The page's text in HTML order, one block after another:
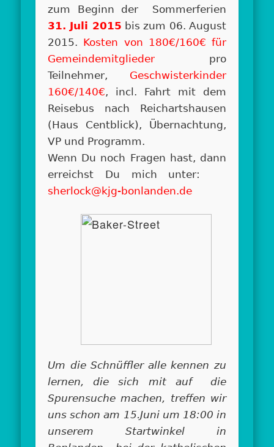
zum Beginn der Sommerferien
31. Juli 2015 bis zum 06. August
2015. Kosten von 180€/160€ für
Gemeindemitglieder pro
Teilnehmer, Geschwisterkinder
160€/140€, incl. Fahrt mit dem
Reisebus nach Reichartshausen
(Haus Centblick), Übernachtung,
VP und Programm.
Wenn Du noch Fragen hast, dann
erreichst Du mich unter:
sherlock@kjg-bonlanden.de
Um die Schnüffler alle kennen zu
lernen, die sich mit auf die
Spurensuche machen, treffen wir
uns schon am 15.Juni um 18:00 in
unserem Startwinkel in